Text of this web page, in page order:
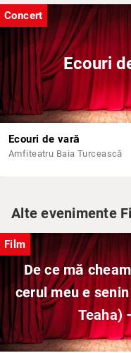
Concert
Ecouri
Ecouri de vară
Amfiteatru Baia Turcească
Alte evenimente
Film
De ce mă
cerul meu e
Teaha)